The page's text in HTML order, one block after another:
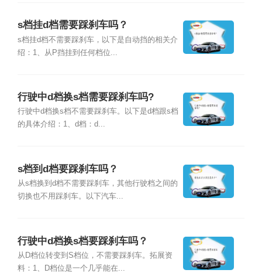
s档挂d档需要踩刹车吗？
s档挂d档不需要踩刹车，以下是自动挡的相关介
绍：1、从P挡挂到任何档位...
行驶中d档换s档需要踩刹车吗?
行驶中d档换s档不需要踩刹车。以下是d档跟s档
的具体介绍：1、d档：d...
s档到d档要踩刹车吗？
从s档换到d档不需要踩刹车，其他行驶档之间的
切换也不用踩刹车。以下汽车...
行驶中d档换s档要踩刹车吗？
从D档位转变到S档位，不需要踩刹车。拓展资
料：1、D档位是一个几乎能在...